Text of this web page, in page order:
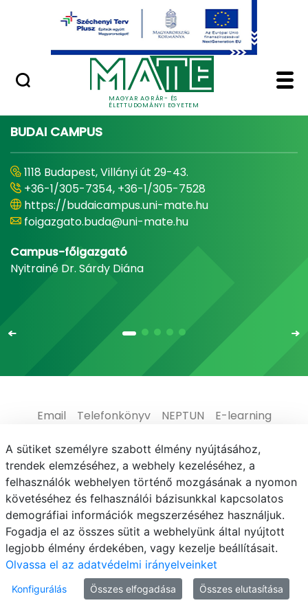
Ugrás a fő tartalomhoz
MAGYAR AGRÁR- ÉS
ÉLETTUDOMÁNYI EGYETEM
Minőségügy
Home - Magyar
BUDAI CAMPUS
1118 Budapest, Villányi út 29-43.
+36-1/305-7354, +36-1/305-7528
https://budaicampus.uni-mate.hu
foigazgato.buda@uni-mate.hu
Campus-főigazgató
Nyitrainé Dr. Sárdy Diána
Email Telefonkönyv NEPTUN
E-learning
Médiaközpont
Informatikai Igazgatóság
Adatvédelem
© MATE 2021
A sütiket személyre szabott élmény nyújtásához,
trendek elemzéséhez, a webhely kezeléséhez, a
felhasználók webhelyen történő mozgásának a nyomon
követéséhez és felhasználói bázisunkkal kapcsolatos
demográfiai információk megszerzéséhez használjuk.
Fogadja el az összes sütit a webhelyünk által nyújtott
legjobb élmény érdekében, vagy kezelje beállításait.
Olvassa el az adatvédelmi irányelveinket
Konfigurálás Összes elfogadása Összes elutasítása